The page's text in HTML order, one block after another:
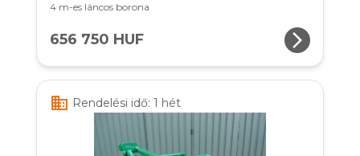
4 m-es láncos borona
656 750 HUF arrow_forward_ios
business Rendelési idő: 1 hét